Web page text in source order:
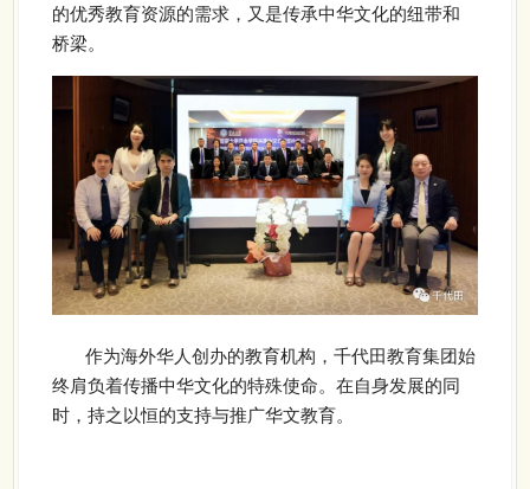
的优秀教育资源的需求，又是传承中华文化的纽带和
桥梁。
作为海外华人创办的教育机构，千代田教育集团始
终肩负着传播中华文化的特殊使命。在自身发展的同
时，持之以恒的支持与推广华文教育。